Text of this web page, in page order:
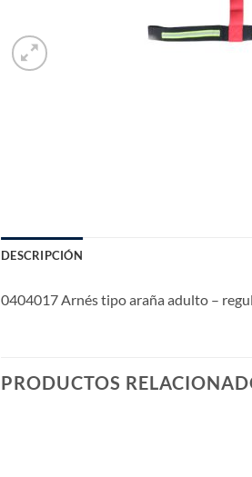
DESCRIPCIÓN
0404017 Arnés tipo araña adulto –
PRODUCTOS